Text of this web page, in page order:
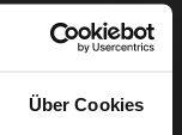
Über Cookies